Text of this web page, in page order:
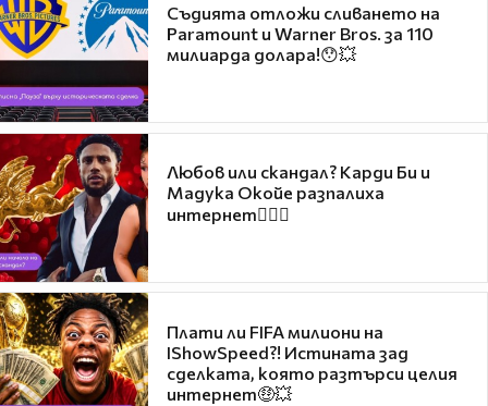
Съдията отложи сливането на
Paramount и Warner Bros. за 110
милиарда долара!😯💥
Любов или скандал? Карди Би и
Мадука Окойе разпалиха
интернет❤️‍🔥🔥
Плати ли FIFA милиони на
IShowSpeed?! Истината зад
сделката, която разтърси целия
интернет🤑💥